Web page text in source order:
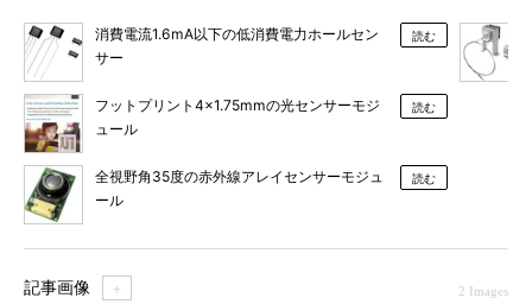
消費電流1.6mA以下の低消費電力ホールセン
サー
読む
フットプリント4×1.75mmの光センサーモジ
ュール
読む
全視野角35度の赤外線アレイセンサーモジュ
ール
読む
記事画像 ＋ 2 Images